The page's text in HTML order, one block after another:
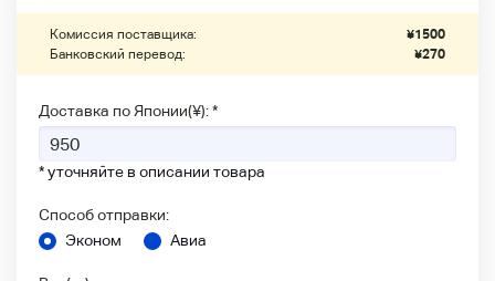
Комиссия поставщика: ¥1500
Банковский перевод:
¥270
Доставка по Японии(¥): *
* уточняйте в описании товара
Способ отправки:
Эконом
Авиа